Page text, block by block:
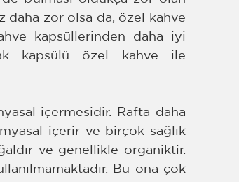
daha zor olsa da, özel kahve
kapsüllerinden daha iyi
kapsülü özel kahve ile
içermesidir. Rafta daha
içerir ve birçok sağlık
ve genellikle organiktir.
Bu ona çok